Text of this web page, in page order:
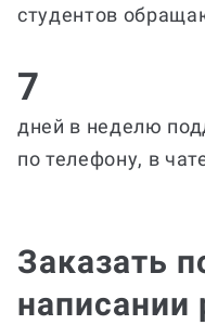
студентов
7
дней в неделю
по телефону, в
Заказать
написании